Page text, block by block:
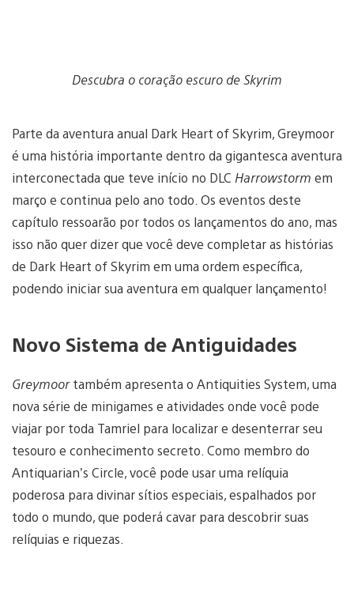
Descubra o coração escuro de Skyrim
Parte da aventura anual Dark Heart of Skyrim, Greymoor
é uma história importante dentro da gigantesca aventura
interconectada que teve início no DLC Harrowstorm em
março e continua pelo ano todo. Os eventos deste
capítulo ressoarão por todos os lançamentos do ano, mas
isso não quer dizer que você deve completar as histórias
de Dark Heart of Skyrim em uma ordem específica,
podendo iniciar sua aventura em qualquer lançamento!
Novo Sistema de Antiguidades
Greymoortambém apresenta o Antiquities System, uma
nova série de minigames e atividades onde você pode
viajar por toda Tamriel para localizar e desenterrar seu
tesouro e conhecimento secreto. Como membro do
Antiquarian’s Circle, você pode usar uma relíquia
poderosa para divinar sítios especiais, espalhados por
todo o mundo, que poderá cavar para descobrir suas
relíquias e riquezas.